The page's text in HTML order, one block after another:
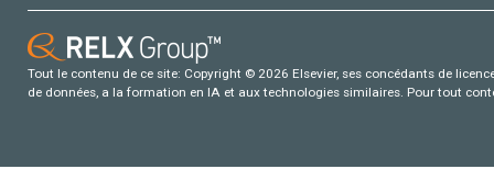
Tout le contenu de ce site: Copyright © 2026 Elsevier, ses concédants de
de données, a la formation en IA et aux technologies similaires. Pour tout